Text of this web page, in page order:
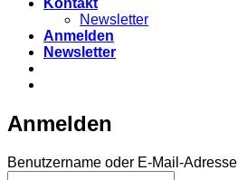
Newsletter
Anmelden
Newsletter
Anmelden
Benutzername oder E-Mail-Adresse